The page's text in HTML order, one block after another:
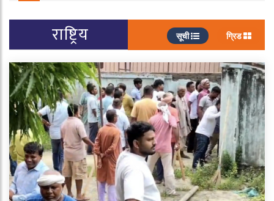
राष्ट्रिय सूची ग्रिड